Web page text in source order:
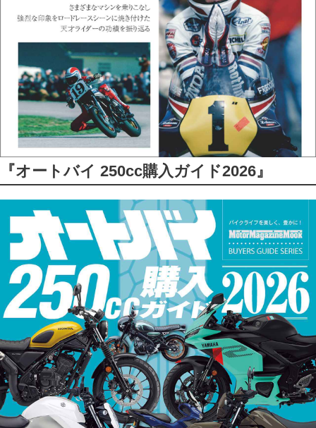
『オートバイ 250cc購入ガイド2026』